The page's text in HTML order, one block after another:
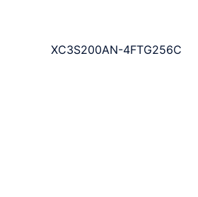
XC3S200AN-4FTG256C